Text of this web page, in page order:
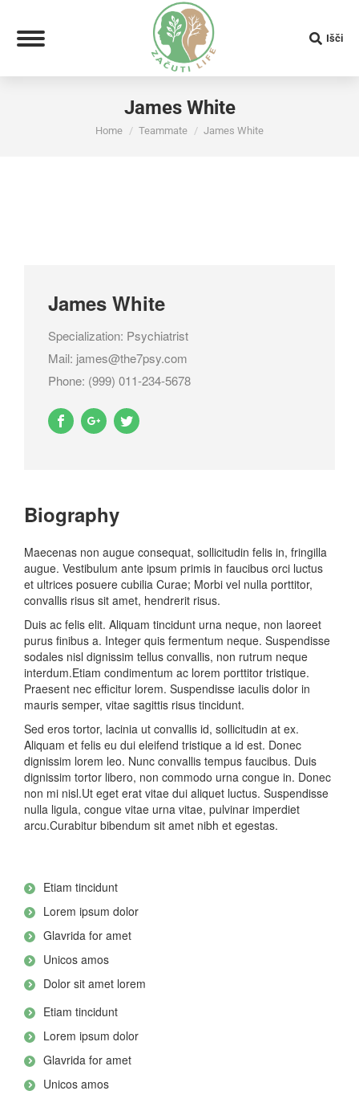
Search:
Išči
James White
You are here:
Home Teammate James White
James White
Specialization: Psychiatrist
Mail: james@the7psy.com
Phone: (999) 011-234-5678
Biography
Maecenas non augue consequat, sollicitudin felis in, fringilla
augue. Vestibulum ante ipsum primis in faucibus orci luctus
et ultrices posuere cubilia Curae; Morbi vel nulla porttitor,
convallis risus sit amet, hendrerit risus.
Duis ac felis elit. Aliquam tincidunt urna neque, non laoreet
purus finibus a. Integer quis fermentum neque. Suspendisse
sodales nisl dignissim tellus convallis, non rutrum neque
interdum.Etiam condimentum ac lorem porttitor tristique.
Praesent nec efficitur lorem. Suspendisse iaculis dolor in
mauris semper, vitae sagittis risus tincidunt.
Sed eros tortor, lacinia ut convallis id, sollicitudin at ex.
Aliquam et felis eu dui eleifend tristique a id est. Donec
dignissim lorem leo. Nunc convallis tempus faucibus. Duis
dignissim tortor libero, non commodo urna congue in. Donec
non mi nisl.Ut eget erat vitae dui aliquet luctus. Suspendisse
nulla ligula, congue vitae urna vitae, pulvinar imperdiet
arcu.Curabitur bibendum sit amet nibh et egestas.
Etiam tincidunt
Lorem ipsum dolor
Glavrida for amet
Unicos amos
Dolor sit amet lorem
Etiam tincidunt
Lorem ipsum dolor
Glavrida for amet
Unicos amos